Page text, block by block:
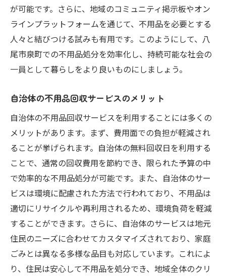
が可能です。さらに、地域のコミュニティ掲示板やオン
ラインプラットフォームを通じて、不用品を必要とする
人々と結びつける試みも有用です。このようにして、八
尾市泉町での不用品処分を効率化し、持続可能な社会の
一員として暮らしをより良いものにしましょう。
自治体の不用品回収サービスのメリット
自治体の不用品回収サービスを利用することには多くの
メリットがあります。まず、費用面での負担が軽減され
ることが挙げられます。自治体の無料回収日を利用する
ことで、通常の回収費用を節約でき、限られた予算の中
で効率的な不用品処分が可能です。また、自治体のサー
ビスは環境に配慮された方法で行われており、不用品は
適切にリサイクルや再利用されるため、環境負荷を軽減
することができます。さらに、自治体のサービスは地元
住民のニーズに合わせてカスタマイズされており、家庭
ごみとは異なる多様な品目も対応しています。これによ
り、住民は安心して不用品を処分でき、地域全体のクリ